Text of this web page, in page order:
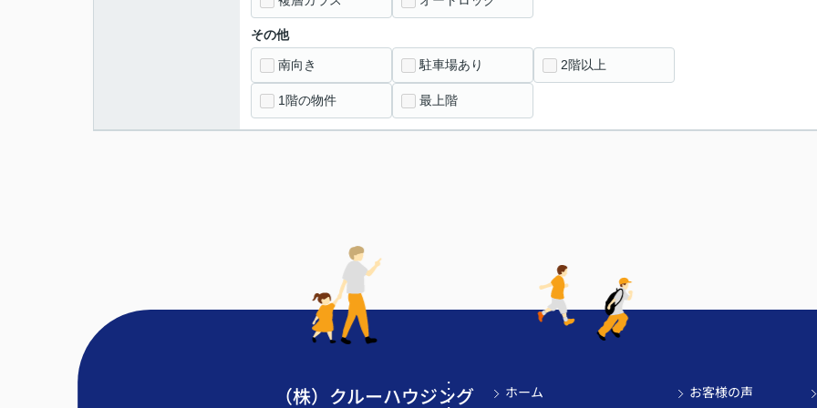
その他
南向き 駐車場あり 2階以上
1階の物件 最上階
（株）クルーハウジング ホーム お客様の声